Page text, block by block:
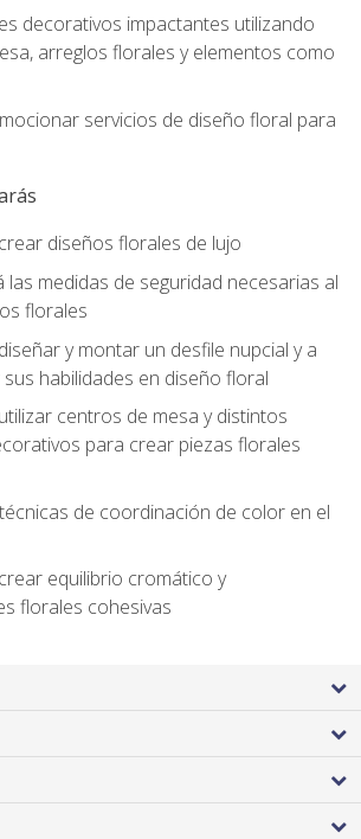
decorativos impactantes utilizando
arreglos florales y elementos como
servicios de diseño floral para
diseños florales de lujo
las medidas de seguridad necesarias al
florales
y montar un desfile nupcial y a
habilidades en diseño floral
centros de mesa y distintos
para crear piezas florales
de coordinación de color en el
equilibrio cromático y
florales cohesivas